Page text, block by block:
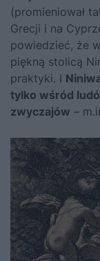
(promieniował
Grecji i na
powiedzieć, że
piękną stolicą
praktyki. I
tylko wśród
zwyczajów –